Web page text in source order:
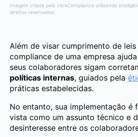
Imagem criada pela clickCompliance utilizando
direitos reservados.
Além de visar cumprimento de leis
compliance de uma empresa
seus colaboradores sigam
políticas internas, guiados pela
práticas estabelecidas.
No entanto, sua implementação é
vista como um assunto técnico e
desinteresse entre os